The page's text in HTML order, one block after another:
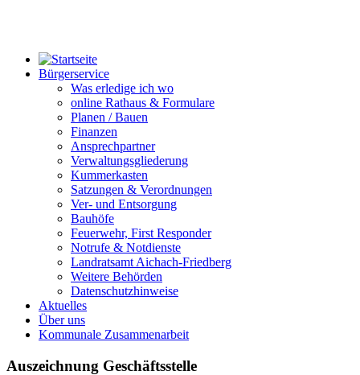
Bürgerservice
Was erledige ich wo
online Rathaus & Formulare
Planen / Bauen
Finanzen
Ansprechpartner
Verwaltungsgliederung
Kummerkasten
Satzungen & Verordnungen
Ver- und Entsorgung
Bauhöfe
Feuerwehr, First Responder
Notrufe & Notdienste
Landratsamt Aichach-Friedberg
Weitere Behörden
Datenschutzhinweise
Aktuelles
Über uns
Kommunale Zusammenarbeit
Auszeichnung Geschäftsstelle